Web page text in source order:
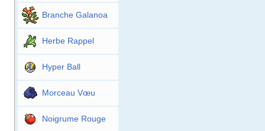
Branche Galanoa
Herbe Rappel
Hyper Ball
Morceau Vœu
Noigrume Rouge